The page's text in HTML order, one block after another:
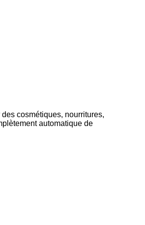
cosmétiques, nourritures,
automatique de